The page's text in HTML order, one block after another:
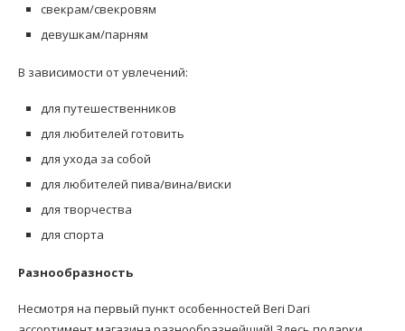
свекрам/свекровям
девушкам/парням
В зависимости от увлечений:
для путешественников
для любителей готовить
для ухода за собой
для любителей пива/вина/виски
для творчества
для спорта
Разнообразность
Несмотря на первый пункт особенностей Beri Dari